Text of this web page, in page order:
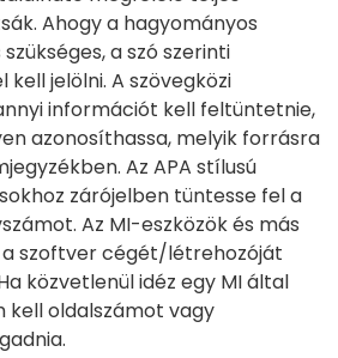
Ahogy a hagyományos
a szó szerinti
jelölni. A szövegközi
információt kell feltüntetnie,
azonosíthassa, melyik forrásra
Az APA stílusú
zárójelben tüntesse fel a
Az MI-eszközök és más
szoftver cégét/létrehozóját
közvetlenül idéz egy MI által
kell oldalszámot vagy